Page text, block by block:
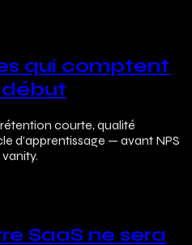
qui comptent
courte, qualité
d’apprentissage — avant NPS
SaaS ne sera